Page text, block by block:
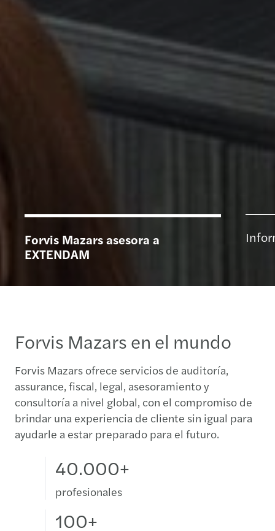
Forvis Mazars asesora a
EXTENDAM
Forvis Mazars en el mundo
Forvis Mazars ofrece servicios de auditoría,
assurance, fiscal, legal, asesoramiento y
consultoría a nivel global, con el compromiso de
brindar una experiencia de cliente sin igual para
ayudarle a estar preparado para el futuro.
40.000+
profesionales
100+